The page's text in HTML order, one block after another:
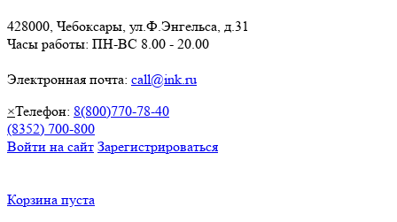
428000, Чебоксары, ул.Ф.Энгельса, д.31
Часы работы: ПН-ВС 8.00 - 20.00
Электронная почта: call@ink.ru
×Телефон: 8(800)770-78-40
(8352) 700-800
Войти на сайт Зарегистрироваться
Корзина пуста